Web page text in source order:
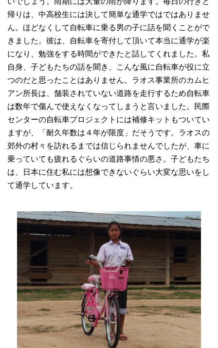
帰りは、中高校生には決して簡単な通学ではではありませ
ん。ほどなくして自転車に乗る男の子に話を聞くことがで
きました。彼は、自転車を寄付して頂いて本当に通学が楽
になり、勉強をする時間ができたと話してくれました。私
自身、子どもたちの話を聞き、こんな風に自転車が役に立
つのだと思ったことはありません。ラオス事業所のカムヒ
アン所長は、舗装されていない道路を走行するため自転車
は数年で傷んで使えなくなってしまうと言いました。民際
センターの自転車プロジェクトには補修キットもついてい
ますが、「耐久年数は４年が限度」だそうです。ラオスの
郊外の村々を訪れるまでは信じられませんでしたが、車に
乗っていても疲れるぐらいの道路事情の悪さ。子どもたち
は、日本に住む私には想像できないぐらい大変な思いをし
て通学しています。